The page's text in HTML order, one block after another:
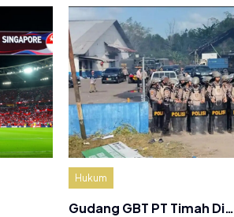
Hukum
Gudang GBT PT Timah Di…